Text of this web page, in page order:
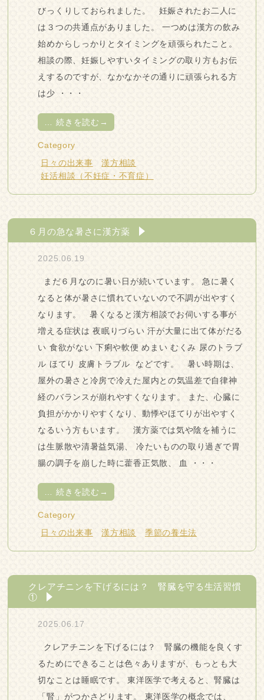
びっくりしておられました。 妊娠されたお二人に
は３つの共通点がありました。 一つめは漢方の飲み
始めからしっかりとタイミングを頑張られたこと。
相談の際、妊娠しやすいタイミングの取り方もお伝
えするのですが、なかなかその通りに頑張られる方
は少 ・・・
… 続きを読む→
Category
日々の出来事
漢方相談
妊活相談（不妊症・不育症）
６月の急な暑さに漢方薬
2025.06.19
まだ６月なのに暑い日が続いています。 急に暑く
なると体が暑さに慣れていないので不調が出やすく
なります。 暑くなると漢方相談でお伺いする事が
増える症状は 夜眠りづらい 汗が大量に出て体がだる
い 食欲がない 下痢や軟便 めまい むくみ 尿のトラブ
ル ほてり 皮膚トラブル などです。 暑い時期は、
屋外の暑さと冷房で冷えた屋内との気温差で自律神
経のバランスが崩れやすくなります。 また、心臓に
負担がかかりやすくなり、動悸やほてりが出やすく
なるいう方もいます。 漢方薬では気や陰を補うに
は生脈散や清暑益気湯、 冷たいものの取り過ぎで胃
腸の調子を崩した時に藿香正気散、 血 ・・・
… 続きを読む→
Category
日々の出来事
漢方相談 季節の養生法
クレアチニンを下げるには？ 腎臓を守る生活習慣
①
2025.06.17
クレアチニンを下げるには？ 腎臓の機能を良くす
るためにできることは色々ありますが、もっとも大
切なことは睡眠です。 東洋医学で考えると、腎臓は
「腎」がつかさどります。 東洋医学の概念では、